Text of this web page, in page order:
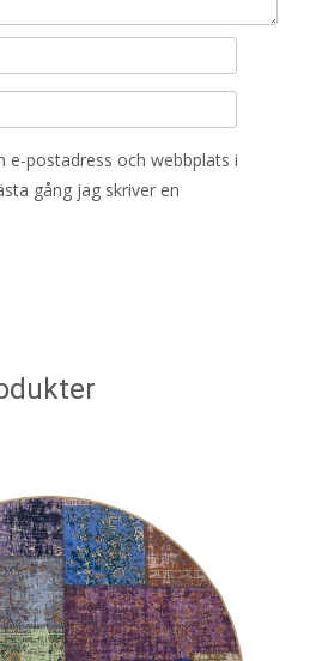
e-postadress och webbplats i
gång jag skriver en